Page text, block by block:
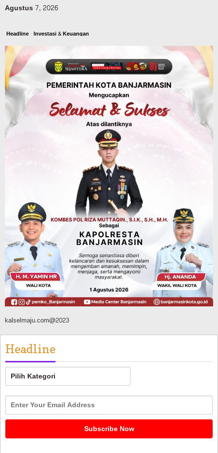
Agustus 7, 2026
Headline Investasi & Keuangan
KUA-PPAS 2027 Banjarbaru Defisit 170
Miliar, Pendapatan 1,2 Triliun Belanja
1,37 Triliun, Tutup Kekurangan dari
SiLPA
Agustus 7, 2026
Kalsel
Operasi Sikat Intan 2026 Berakhir, Polda
Kalsel Amankan Ribuan Miras Hingga
Pemerintahan Sosial & Keagamaan
Banjarmasin Pilot Project Perlinsos
Digital, Target 30 Persen IKD Masih
Jauh, Komisi II DPR Turun Tangan
Agustus 7, 2026
kalselmaju.com@2023
Headline
Headline